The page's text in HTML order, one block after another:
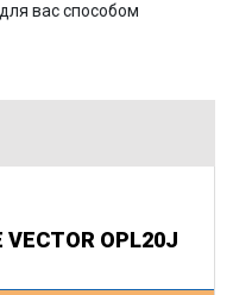
вас способом
OPL20J